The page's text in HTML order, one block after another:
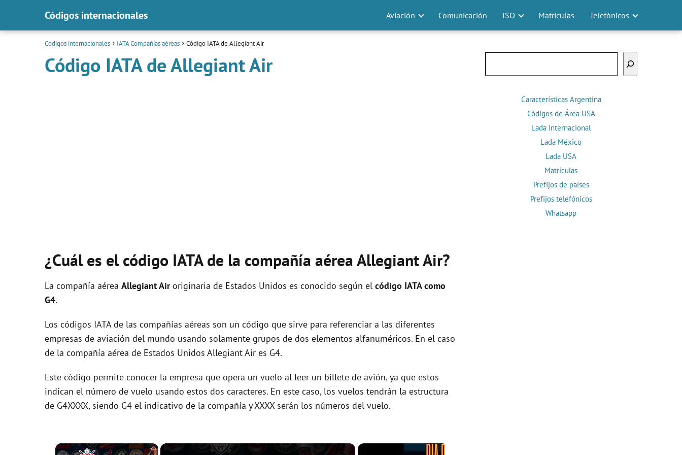
Códigos internacionales Aviación Comunicación ISO Matrículas Telefónicos
Códigos internacionales IATA Compañías aéreas Código IATA de Allegiant Air
Código IATA de Allegiant Air
¿Cuál es el código IATA de la compañía aérea Allegiant Air?
La compañía aérea Allegiant Airoriginaria de Estados Unidos es conocido según el código IATA como
G4.
Los códigos IATA de las compañías aéreas son un código que sirve para referenciar a las diferentes
empresas de aviación del mundo usando solamente grupos de dos elementos alfanuméricos. En el caso
de la compañía aérea de Estados Unidos Allegiant Air es G4.
Este código permite conocer la empresa que opera un vuelo al leer un billete de avión, ya que estos
indican el número de vuelo usando estos dos caracteres. En este caso, los vuelos tendrán la estructura
de G4XXXX, siendo G4 el indicativo de la compañía y XXXX serán los números del vuelo.
×
Características Argentina
Códigos de Área USA
Lada Internacional
Lada México
Lada USA
Matrículas
Prefijos de países
Prefijos telefónicos
Whatsapp